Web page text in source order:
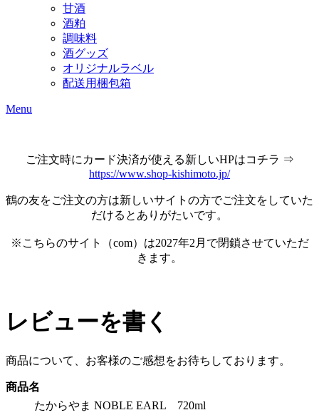
甘酒
酒粕
調味料
酒グッズ
オリジナルラベル
配送用梱包箱
Menu
ご注文時にカード決済が使える新しいHPはコチラ ⇒
https://www.shop-kishimoto.jp/
鶴の友をご注文の方は新しいサイトの方でご注文をしていた
だけるとありがたいです。
※こちらのサイト（com）は2027年2月で閉鎖させていただ
きます。
レビューを書く
商品について、お客様のご感想をお待ちしております。
商品名
たからやま NOBLE EARL 720ml